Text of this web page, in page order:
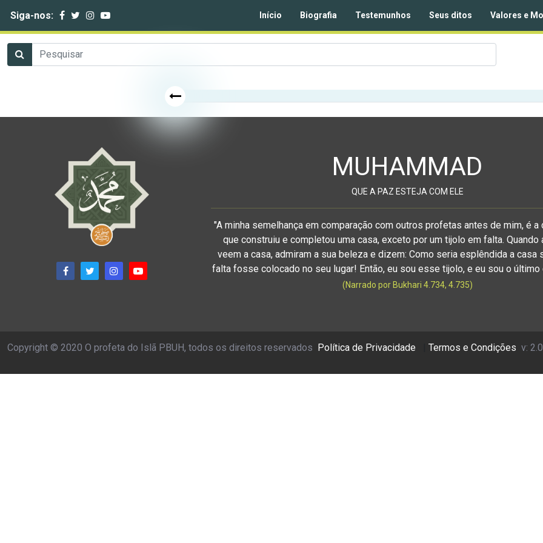
Siga-nos: Início Biografia Testemunhos Seus ditos Valores e
MUHAMMAD
QUE A PAZ ESTEJA COM ELE
"A minha semelhança em comparação com outros profetas antes de mim, é a
que construiu e completou uma casa, exceto por um tijolo em falta.
veem a casa, admiram a sua beleza e dizem: Como seria esplêndida a casa
falta fosse colocado no seu lugar! Então, eu sou esse tijolo, e eu sou o
(Narrado por Bukhari 4.734, 4.735)
Copyright © 2020 O profeta do Islã PBUH, todos os direitos reservados Política de Privacidade Termos e Condições v: